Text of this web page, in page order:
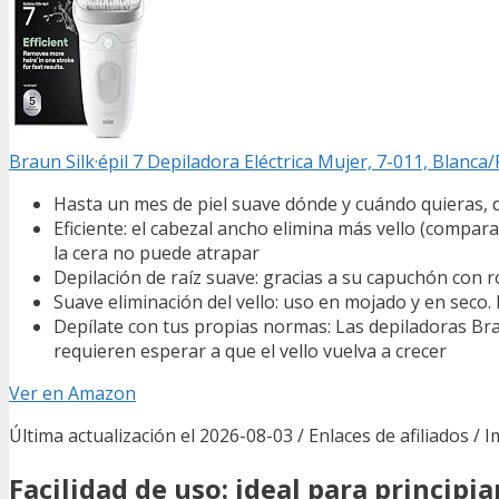
Braun Silk·épil 7 Depiladora Eléctrica Mujer, 7-011,
Hasta un mes de piel suave dónde y cuándo quieras,
Eficiente: el cabezal ancho elimina más vello
la cera no puede atrapar
Depilación de raíz suave: gracias a su capuchón
Suave eliminación del vello: uso en mojado y en
Depílate con tus propias normas: Las depiladoras
requieren esperar a que el vello vuelva a crecer
Ver en Amazon
Última actualización el 2026-08-03 / Enlaces de afiliados /
Facilidad de uso: ideal para